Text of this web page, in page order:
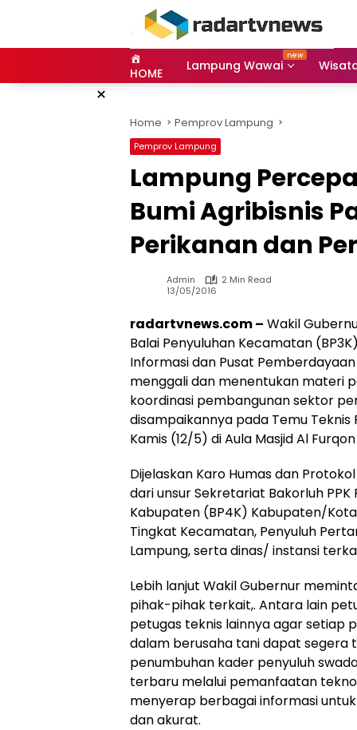
HOME Lampung Wawai
×
Home Pemprov Lampung
Pemprov Lampung
Lampung
Bumi Agribisnis
Perikanan dan
Admin
2 Min Read
13/05/2016
radartvnews.com – Wakil
Balai Penyuluhan Kecamatan
Informasi dan Pusat
menggali dan menentukan materi
koordinasi pembangunan sektor
disampaikannya pada Temu Teknis
Kamis (12/5) di Aula Masjid Al
Dijelaskan Karo Humas dan
dari unsur Sekretariat Bakorluh
Kabupaten (BP4K) Kabupaten/
Tingkat Kecamatan, Penyuluh
Lampung, serta dinas/ instansi
Lebih lanjut Wakil Gubernur
pihak-pihak terkait,. Antara lain
petugas teknis lainnya agar setiap
dalam berusaha tani dapat segera
penumbuhan kader penyuluh
terbaru melalui pemanfaatan
menyerap berbagai informasi
dan akurat.